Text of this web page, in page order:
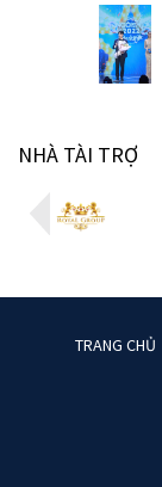
NHÀ TÀI TRỢ
TRANG CHỦ